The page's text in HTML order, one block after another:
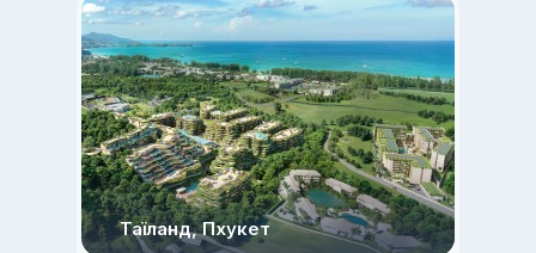
Таїланд, Пхукет